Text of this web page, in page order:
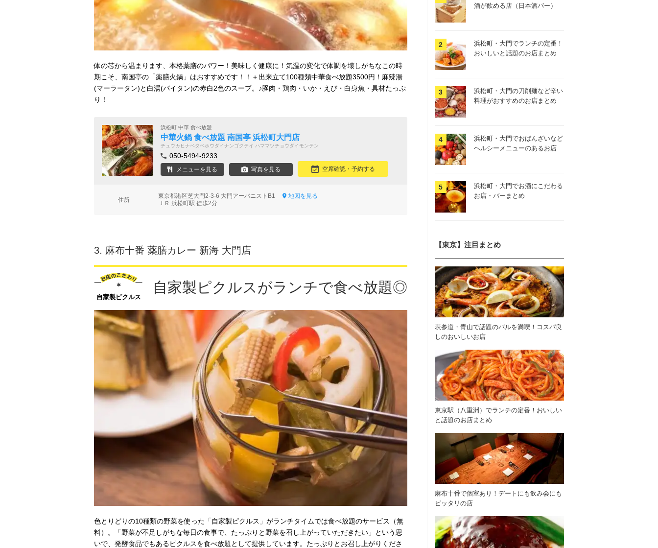
体の芯から温まります、本格薬膳のパワー！美味しく健康に！気温の変化で体調を壊しがちなこの時
期こそ、南国亭の「薬膳火鍋」はおすすめです！！＋出来立て100種類中華食べ放題3500円！麻辣湯
(マーラータン)と白湯(パイタン)の赤白2色のスープ。♪豚肉・鶏肉・いか・えび・白身魚・具材たっぷ
り！
浜松町 中華 食べ放題
中華火鍋 食べ放題 南国亭 浜松町大門店
チュウカヒナベタベホウダイナンゴクテイ ハママツチョウダイモンテン
050-5494-9233
メニューを見る 写真を見る 空席確認・予約する
住所
東京都港区芝大門2-3-6 大門アーバニストB1
地図を見る
ＪＲ 浜松町駅 徒歩2分
3. 麻布十番 薬膳カレー 新海 大門店
自家製ピクルス
自家製ピクルスがランチで食べ放題◎
色とりどりの10種類の野菜を使った「自家製ピクルス」がランチタイムでは食べ放題のサービス（無
料）。「野菜が不足しがちな毎日の食事で、たっぷりと野菜を召し上がっていただきたい」という思
いで、発酵食品でもあるピクルスを食べ放題として提供しています。たっぷりとお召し上がりくださ
酒が飲める店（日本酒バー）
浜松町・大門でランチの定番！
おいしいと話題のお店まとめ
浜松町・大門の刀削麺など辛い
料理がおすすめのお店まとめ
浜松町・大門でおばんざいなど
ヘルシーメニューのあるお店
浜松町・大門でお酒にこだわる
お店・バーまとめ
【東京】注目まとめ
表参道・青山で話題のバルを満喫！コスパ良
しのおいしいお店
東京駅（八重洲）でランチの定番！おいしい
と話題のお店まとめ
麻布十番で個室あり！デートにも飲み会にも
ピッタリの店